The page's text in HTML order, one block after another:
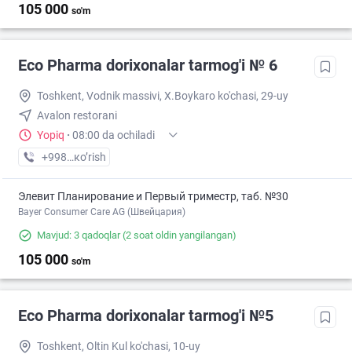
105 000 so'm
Eco Pharma dorixonalar tarmog'i № 6
Toshkent, Vodnik massivi, X.Boykaro ko'chasi, 29-uy
Avalon restorani
Yopiq · 08:00 da ochiladi
+998 (55) XXX-XX-XX
кo’rish
Элевит Планирование и Первый триместр, таб. №30
Bayer Consumer Care AG (Швейцария)
Mavjud: 3 qadoqlar(2 soat oldin yangilangan)
105 000 so'm
Eco Pharma dorixonalar tarmog'i №5
Toshkent, Oltin Kul ko'chasi, 10-uy